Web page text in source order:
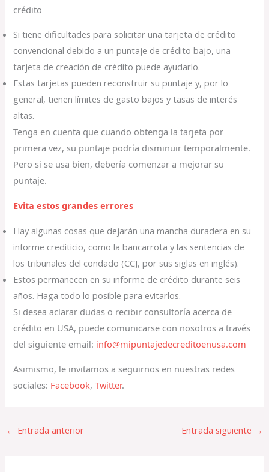
crédito
Si tiene dificultades para solicitar una tarjeta de crédito
convencional debido a un puntaje de crédito bajo, una
tarjeta de creación de crédito puede ayudarlo.
Estas tarjetas pueden reconstruir su puntaje y, por lo
general, tienen límites de gasto bajos y tasas de interés
altas.
Tenga en cuenta que cuando obtenga la tarjeta por
primera vez, su puntaje podría disminuir temporalmente.
Pero si se usa bien, debería comenzar a mejorar su
puntaje.
Evita estos grandes errores
Hay algunas cosas que dejarán una mancha duradera en su
informe crediticio, como la bancarrota y las sentencias de
los tribunales del condado (CCJ, por sus siglas en inglés).
Estos permanecen en su informe de crédito durante seis
años. Haga todo lo posible para evitarlos.
Si desea aclarar dudas o recibir consultoría acerca de
crédito en USA, puede comunicarse con nosotros a través
del siguiente email: info@mipuntajedecreditoenusa.com
Asimismo, le invitamos a seguirnos en nuestras redes
sociales: Facebook,Twitter.
← Entrada anterior Entrada siguiente →